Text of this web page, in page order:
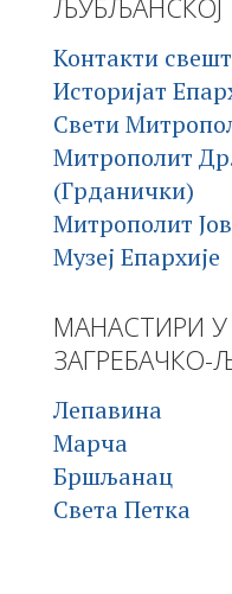
Контакти
Историјат
Свети
Митрополит
(Грданички)
Митрополит
Музеј Епархије
МАНАСТИРИ
ЗАГРЕБАЧКО-
Лепавина
Марча
Бршљанац
Света Петка